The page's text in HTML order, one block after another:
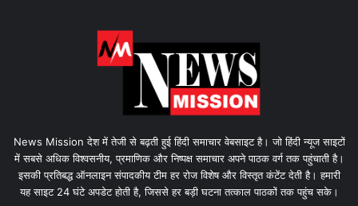
News Mission देश में तेजी से बढ़ती हुई हिंदी समाचार वेबसाइट है। जो हिंदी न्यूज साइटों
में सबसे अधिक विश्वसनीय, प्रमाणिक और निष्पक्ष समाचार अपने पाठक वर्ग तक पहुंचाती है।
इसकी प्रतिबद्ध ऑनलाइन संपादकीय टीम हर रोज विशेष और विस्तृत कंटेंट देती है। हमारी
यह साइट 24 घंटे अपडेट होती है, जिससे हर बड़ी घटना तत्काल पाठकों तक पहुंच सके।